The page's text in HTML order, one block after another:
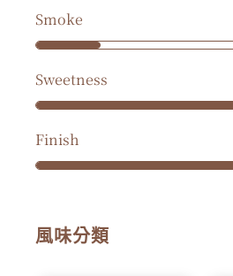
Smoke
Sweetness
Finish
風味分類